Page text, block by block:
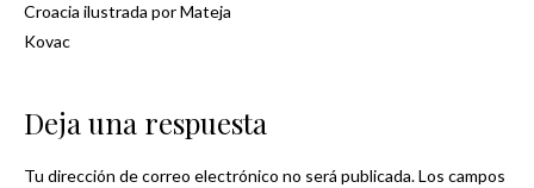
Navegación
Croacia ilustrada por Mateja
Kovac
Deja una respuesta
Tu dirección de correo electrónico no será publicada.Los campos